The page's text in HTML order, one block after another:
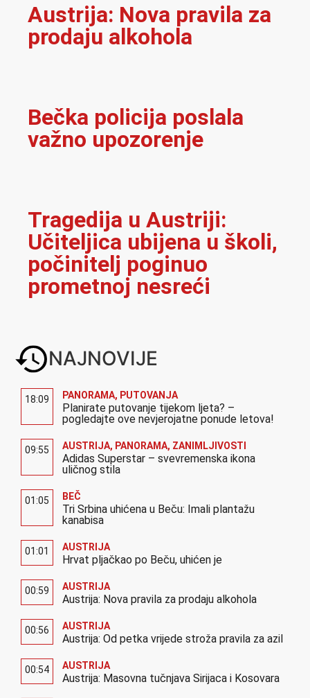
Austrija: Nova pravila za
prodaju alkohola
Bečka policija poslala
važno upozorenje
Tragedija u Austriji:
Učiteljica ubijena u školi,
počinitelj poginuo
prometnoj nesreći
NAJNOVIJE
18:09 PANORAMA, PUTOVANJA
Planirate putovanje tijekom ljeta? –
pogledajte ove nevjerojatne ponude letova!
09:55 AUSTRIJA, PANORAMA, ZANIMLJIVOSTI
Adidas Superstar – svevremenska ikona
uličnog stila
01:05 BEČ
Tri Srbina uhićena u Beču: Imali plantažu
kanabisa
01:01 AUSTRIJA
Hrvat pljačkao po Beču, uhićen je
00:59 AUSTRIJA
Austrija: Nova pravila za prodaju alkohola
00:56 AUSTRIJA
Austrija: Od petka vrijede stroža pravila za azil
00:54 AUSTRIJA
Austrija: Masovna tučnjava Sirijaca i Kosovara